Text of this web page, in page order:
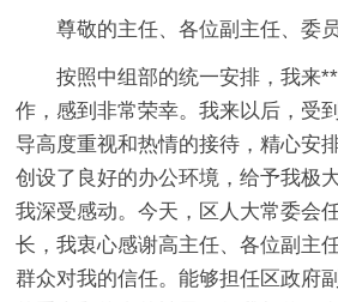
尊敬的主任、各位副主任、委员
按照中组部的统一安排，我来
作，感到非常荣幸。我来以后，受
导高度重视和热情的接待，精心安
创设了良好的办公环境，给予我极
我深受感动。今天，区人大常委会
长，我衷心感谢高主任、各位副主
群众对我的信任。能够担任区政府